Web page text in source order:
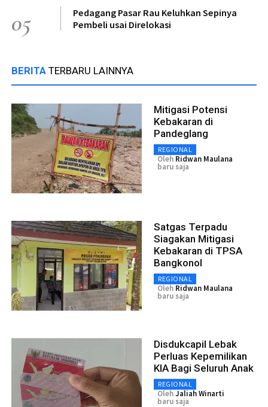
05
Pedagang Pasar Rau Keluhkan Sepinya
Pembeli usai Direlokasi
BERITA TERBARU LAINNYA
Mitigasi Potensi
Kebakaran di
Pandeglang
REGIONAL
Oleh Ridwan Maulana
baru saja
Satgas Terpadu
Siagakan Mitigasi
Kebakaran di TPSA
Bangkonol
REGIONAL
Oleh Ridwan Maulana
baru saja
Disdukcapil Lebak
Perluas Kepemilikan
KIA Bagi Seluruh Anak
REGIONAL
OlehJaliah Winarti
baru saja